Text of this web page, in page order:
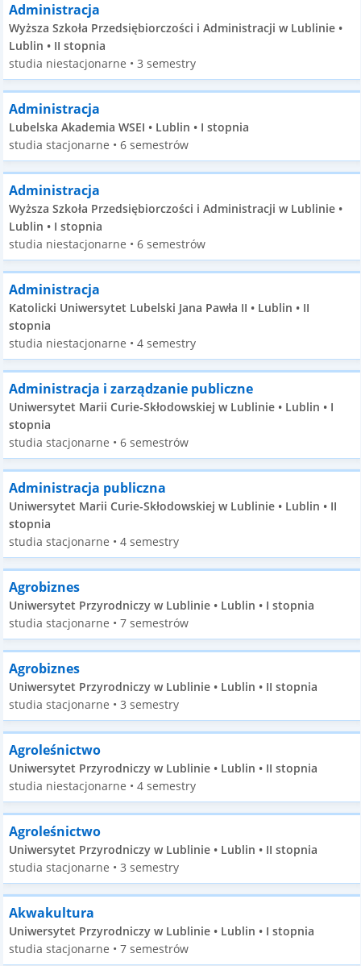
Administracja
Wyższa Szkoła Przedsiębiorczości i Administracji w Lublinie •
Lublin • II stopnia
studia niestacjonarne • 3 semestry
Administracja
Lubelska Akademia WSEI • Lublin • I stopnia
studia stacjonarne • 6 semestrów
Administracja
Wyższa Szkoła Przedsiębiorczości i Administracji w Lublinie •
Lublin • I stopnia
studia niestacjonarne • 6 semestrów
Administracja
Katolicki Uniwersytet Lubelski Jana Pawła II • Lublin • II
stopnia
studia niestacjonarne • 4 semestry
Administracja i zarządzanie publiczne
Uniwersytet Marii Curie-Skłodowskiej w Lublinie • Lublin • I
stopnia
studia stacjonarne • 6 semestrów
Administracja publiczna
Uniwersytet Marii Curie-Skłodowskiej w Lublinie • Lublin • II
stopnia
studia stacjonarne • 4 semestry
Agrobiznes
Uniwersytet Przyrodniczy w Lublinie • Lublin • I stopnia
studia stacjonarne • 7 semestrów
Agrobiznes
Uniwersytet Przyrodniczy w Lublinie • Lublin • II stopnia
studia stacjonarne • 3 semestry
Agroleśnictwo
Uniwersytet Przyrodniczy w Lublinie • Lublin • II stopnia
studia niestacjonarne • 4 semestry
Agroleśnictwo
Uniwersytet Przyrodniczy w Lublinie • Lublin • II stopnia
studia stacjonarne • 3 semestry
Akwakultura
Uniwersytet Przyrodniczy w Lublinie • Lublin • I stopnia
studia stacjonarne • 7 semestrów